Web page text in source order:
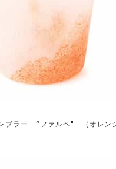
ブラー “ファルベ" （オレン